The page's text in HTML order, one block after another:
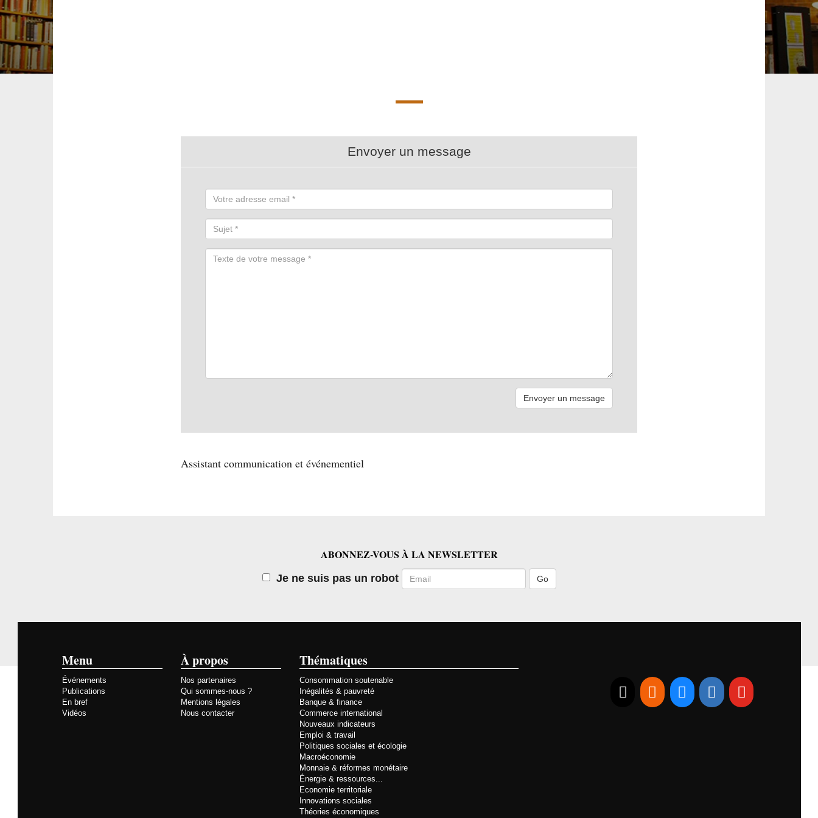
Envoyer un message
Assistant communication et événementiel
ABONNEZ-VOUS À LA NEWSLETTER
Je ne suis pas un robot Email
Menu
Événements
Publications
En bref
Vidéos
À propos
Nos partenaires
Qui sommes-nous ?
Mentions légales
Nous contacter
Thématiques
Consommation soutenable
Inégalités & pauvreté
Banque & finance
Commerce international
Nouveaux indicateurs
Emploi & travail
Politiques sociales et écologie
Macroéconomie
Monnaie & réformes monétaire
Énergie & ressources...
Economie territoriale
Innovations sociales
Théories économiques